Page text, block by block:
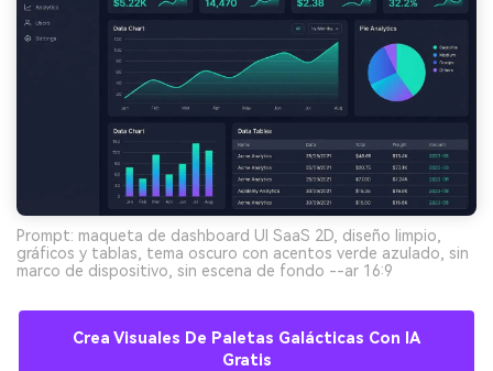
Prompt: maqueta de dashboard UI SaaS 2D, diseño limpio,
gráficos y tablas, tema oscuro con acentos verde azulado, sin
marco de dispositivo, sin escena de fondo --ar 16:9
Crea Visuales De Paletas Galácticas Con IA
Gratis